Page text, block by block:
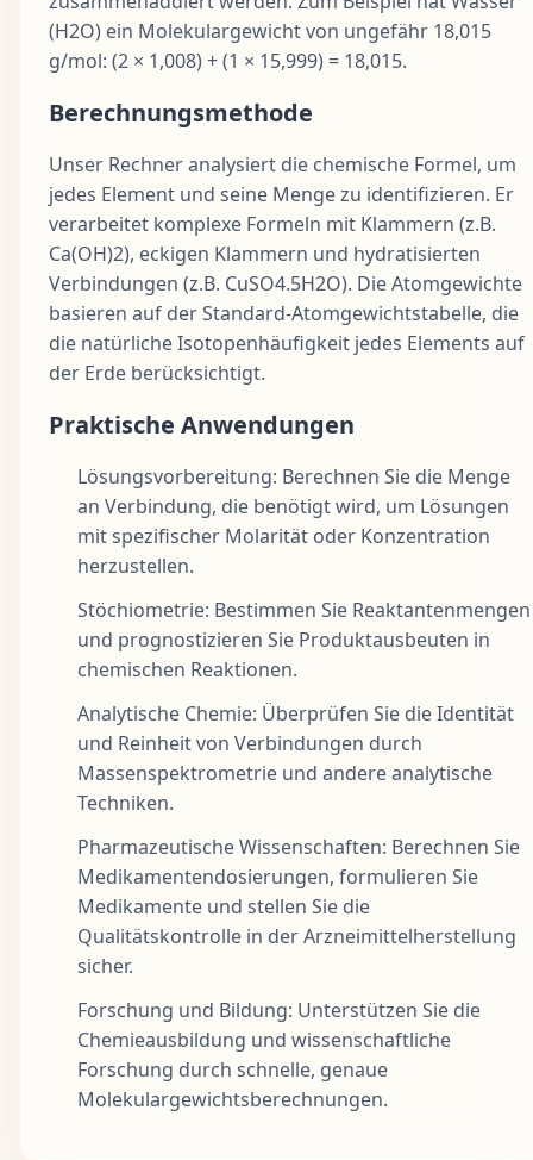
(H2O) ein Molekulargewicht von ungefähr 18,015
g/mol: (2 × 1,008) + (1 × 15,999) = 18,015.
Berechnungsmethode
Unser Rechner analysiert die chemische Formel, um
jedes Element und seine Menge zu identifizieren. Er
verarbeitet komplexe Formeln mit Klammern (z.B.
Ca(OH)2), eckigen Klammern und hydratisierten
Verbindungen (z.B. CuSO4.5H2O). Die Atomgewichte
basieren auf der Standard-Atomgewichtstabelle, die
die natürliche Isotopenhäufigkeit jedes Elements auf
der Erde berücksichtigt.
Praktische Anwendungen
Lösungsvorbereitung: Berechnen Sie die Menge
an Verbindung, die benötigt wird, um Lösungen
mit spezifischer Molarität oder Konzentration
herzustellen.
Stöchiometrie: Bestimmen Sie Reaktantenmengen
und prognostizieren Sie Produktausbeuten in
chemischen Reaktionen.
Analytische Chemie: Überprüfen Sie die Identität
und Reinheit von Verbindungen durch
Massenspektrometrie und andere analytische
Techniken.
Pharmazeutische Wissenschaften: Berechnen Sie
Medikamentendosierungen, formulieren Sie
Medikamente und stellen Sie die
Qualitätskontrolle in der Arzneimittelherstellung
sicher.
Forschung und Bildung: Unterstützen Sie die
Chemieausbildung und wissenschaftliche
Forschung durch schnelle, genaue
Molekulargewichtsberechnungen.